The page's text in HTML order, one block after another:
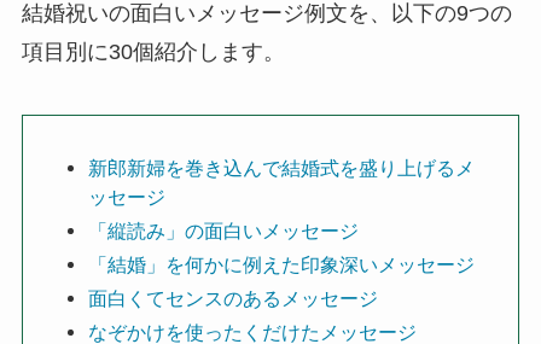
結婚祝いの面白いメッセージ例文を、以下の9つの
項目別に30個紹介します。
新郎新婦を巻き込んで結婚式を盛り上げるメ
ッセージ
「縦読み」の面白いメッセージ
「結婚」を何かに例えた印象深いメッセージ
面白くてセンスのあるメッセージ
なぞかけを使ったくだけたメッセージ